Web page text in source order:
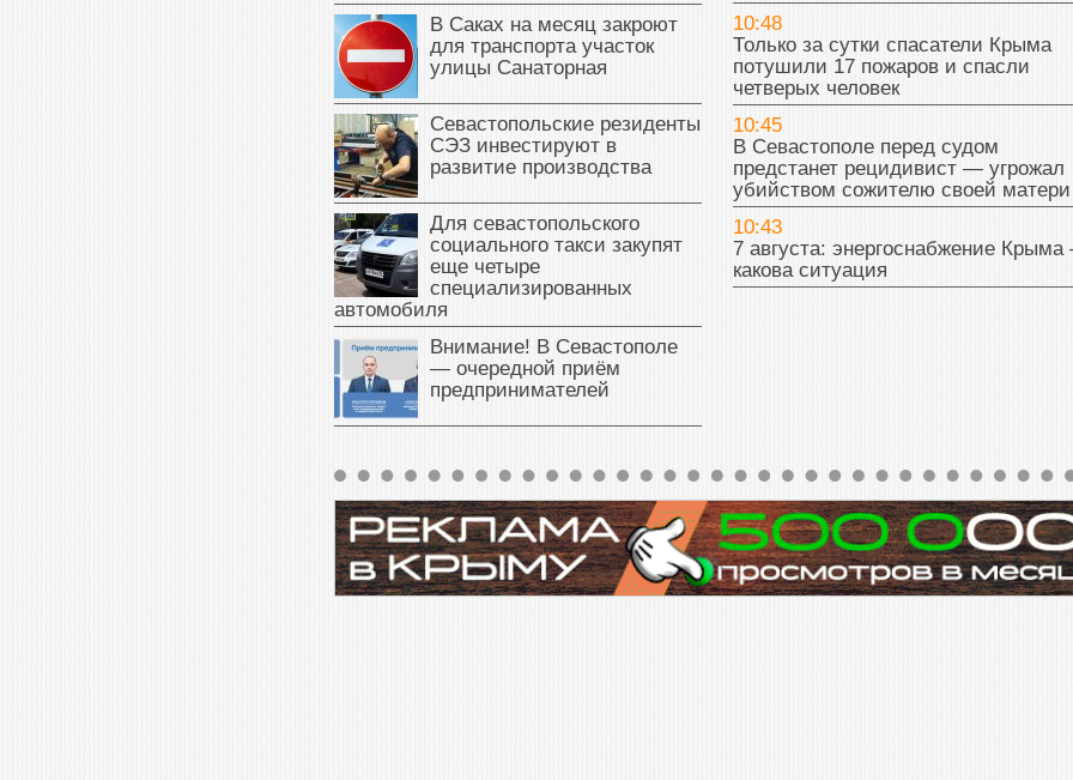
В Саках на месяц закроют
для транспорта участок
улицы Санаторная
Севастопольские резиденты
СЭЗ инвестируют в
развитие производства
Для севастопольского
социального такси закупят
еще четыре
специализированных
автомобиля
Внимание! В Севастополе
— очередной приём
предпринимателей
10:48
Только за сутки спасатели Крыма
потушили 17 пожаров и спасли
четверых человек
10:45
В Севастополе перед судом
предстанет рецидивист — угрожал
убийством сожителю своей матери
10:43
7 августа: энергоснабжение
какова ситуация